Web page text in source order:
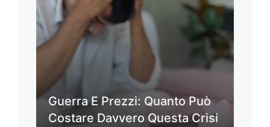
Guerra E Prezzi: Quanto Può
Costare Davvero Questa Crisi